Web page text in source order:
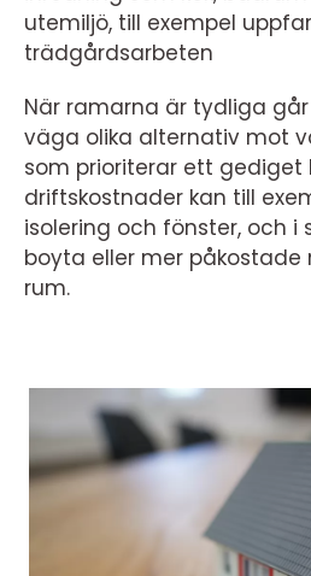
utemiljö, till exempel
trädgårdsarbeten
När ramarna är tydliga
väga olika alternativ mot
som prioriterar ett gediget
driftskostnader kan till
isolering och fönster, och i
boyta eller mer påkostade
rum.